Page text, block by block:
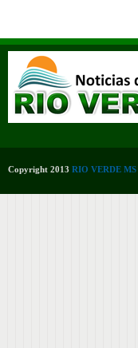
Copyright 2013 RIO VERDE MS